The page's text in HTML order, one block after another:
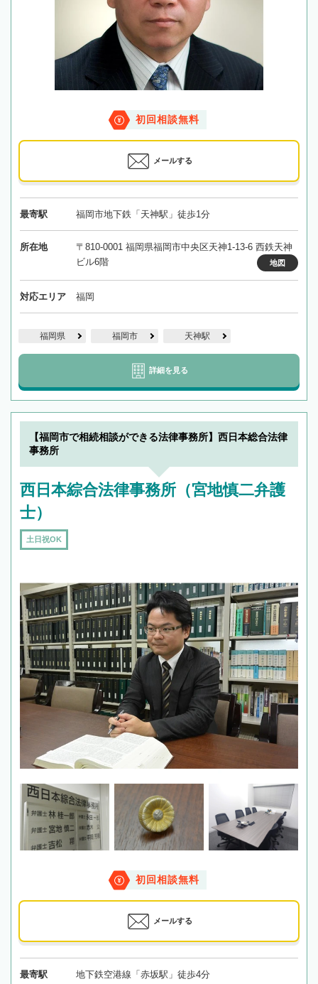
初回相談無料
メールする
最寄駅 福岡市地下鉄「天神駅」徒歩1分
所在地
〒810-0001 福岡県福岡市中央区天神1-13-6 西鉄天神
ビル6階
地図
対応エリア 福岡
福岡県 福岡市 天神駅
詳細を見る
【福岡市で相続相談ができる法律事務所】西日本総合法律
事務所
西日本綜合法律事務所（宮地慎二弁護
士）
土日祝OK
初回相談無料
メールする
最寄駅 地下鉄空港線「赤坂駅」徒歩4分